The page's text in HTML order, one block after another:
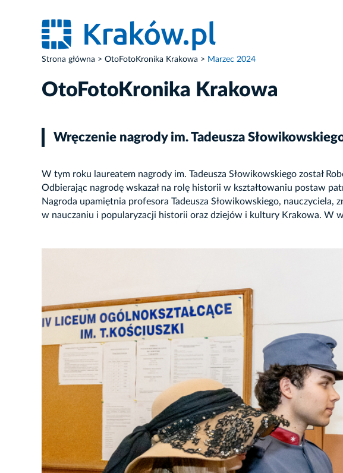
Strona główna OtoFotoKronika Krakowa Marzec 2024
OtoFotoKronika Krakowa
Wręczenie nagrody im. Tadeusza
W tym roku laureatem nagrody im. Tadeusza Słowikowskiego został
Odbierając nagrodę wskazał na rolę historii w kształtowaniu postaw
Nagroda upamiętnia profesora Tadeusza Słowikowskiego,
w nauczaniu i popularyzacji historii oraz dziejów i kultury Krakowa. W